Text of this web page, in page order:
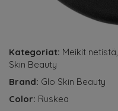
Kategoriat: Meikit netistä,
Skin Beauty
Brand: Glo Skin Beauty
Color: Ruskea